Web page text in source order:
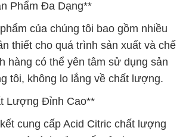
Phẩm Đa Dạng**
của chúng tôi bao gồm nhiều
thiết cho quá trình sản xuất và chế
hàng có thể yên tâm sử dụng sản
tôi, không lo lắng về chất lượng.
Lượng Đỉnh Cao**
cung cấp Acid Citric chất lượng